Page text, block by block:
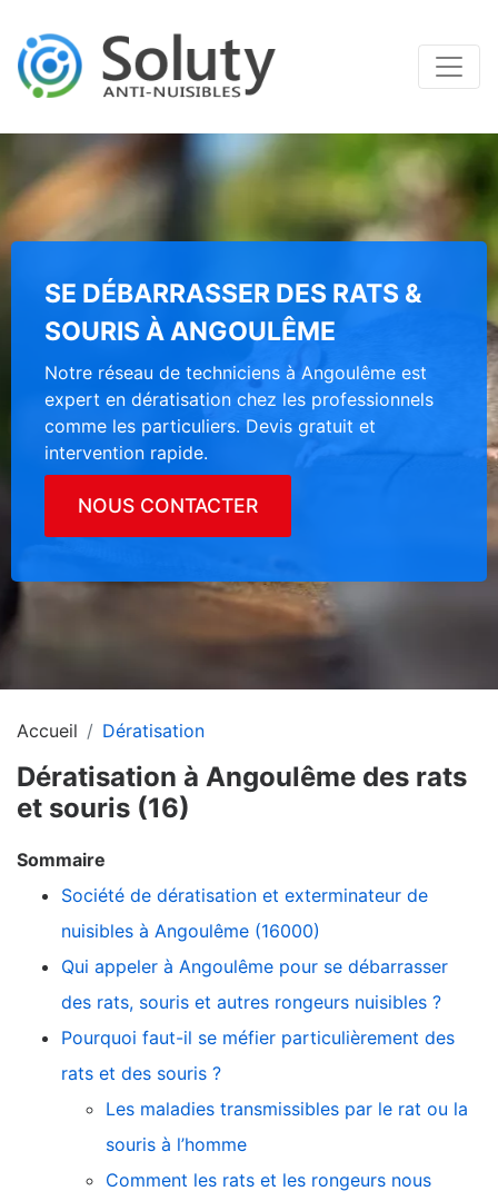
SE DÉBARRASSER DES RATS &
SOURIS À ANGOULÊME
Notre réseau de techniciens à Angoulême est
expert en dératisation chez les professionnels
comme les particuliers. Devis gratuit et
intervention rapide.
NOUS CONTACTER
Accueil Dératisation
Dératisation à Angoulême des rats
et souris (16)
Sommaire
Société de dératisation et exterminateur de
nuisibles à Angoulême (16000)
Qui appeler à Angoulême pour se débarrasser
des rats, souris et autres rongeurs nuisibles ?
Pourquoi faut-il se méfier particulièrement des
rats et des souris ?
Les maladies transmissibles par le rat ou la
souris à l’homme
Comment les rats et les rongeurs nous